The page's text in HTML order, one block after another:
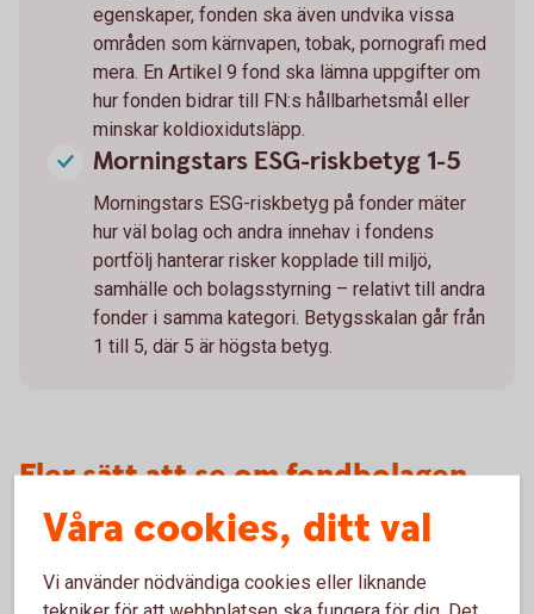
egenskaper, fonden ska även undvika vissa
områden som kärnvapen, tobak, pornografi med
mera. En Artikel 9 fond ska lämna uppgifter om
hur fonden bidrar till FN:s hållbarhetsmål eller
minskar koldioxidutsläpp.
Morningstars ESG-riskbetyg 1-5
Morningstars ESG-riskbetyg på fonder mäter
hur väl bolag och andra innehav i fondens
portfölj hanterar risker kopplade till miljö,
samhälle och bolagsstyrning – relativt till andra
fonder i samma kategori. Betygsskalan går från
1 till 5, där 5 är högsta betyg.
Fler sätt att se om fondbolagen
har en hållbarhetsstrategi
Fondbolag vars verksamhet genomsyras av långsiktiga och
hållbara investeringar brukar vara tydliga med det på sina
Våra cookies, ditt val
Vi använder nödvändiga cookies eller liknande